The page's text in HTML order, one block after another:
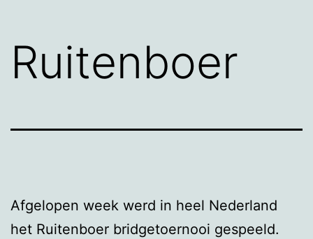
Ruitenboer
Afgelopen week werd in heel Nederland
het Ruitenboer bridgetoernooi gespeeld.